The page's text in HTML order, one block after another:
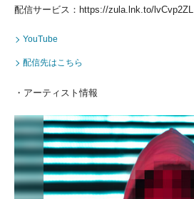
配信サービス：https://zula.lnk.to/lvCvp2ZL
YouTube
配信先はこちら
・アーティスト情報